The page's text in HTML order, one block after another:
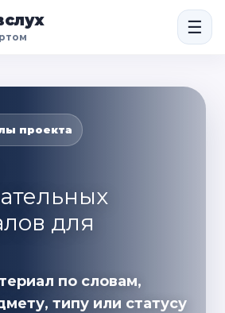
☰
проекта
для
по словам,
типу или статусу